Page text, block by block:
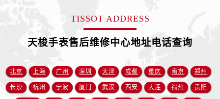
TISSOT ADDRESS
天梭手表售后维修中心地址电话查询
北京 上海 广州 深圳 天津 成都 重庆 南京 郑州
长沙 杭州 宁波 厦门 武汉 西安 大连 福州 贵阳